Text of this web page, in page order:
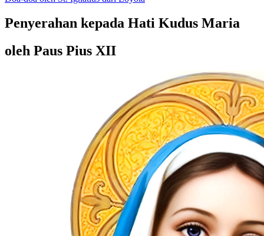
Penyerahan kepada Hati Kudus Maria
oleh Paus Pius XII